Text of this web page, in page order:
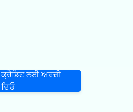
ਕ੍ਰੈਡਿਟ ਲਈ ਅਰਜ਼ੀ
ਦਿਓ